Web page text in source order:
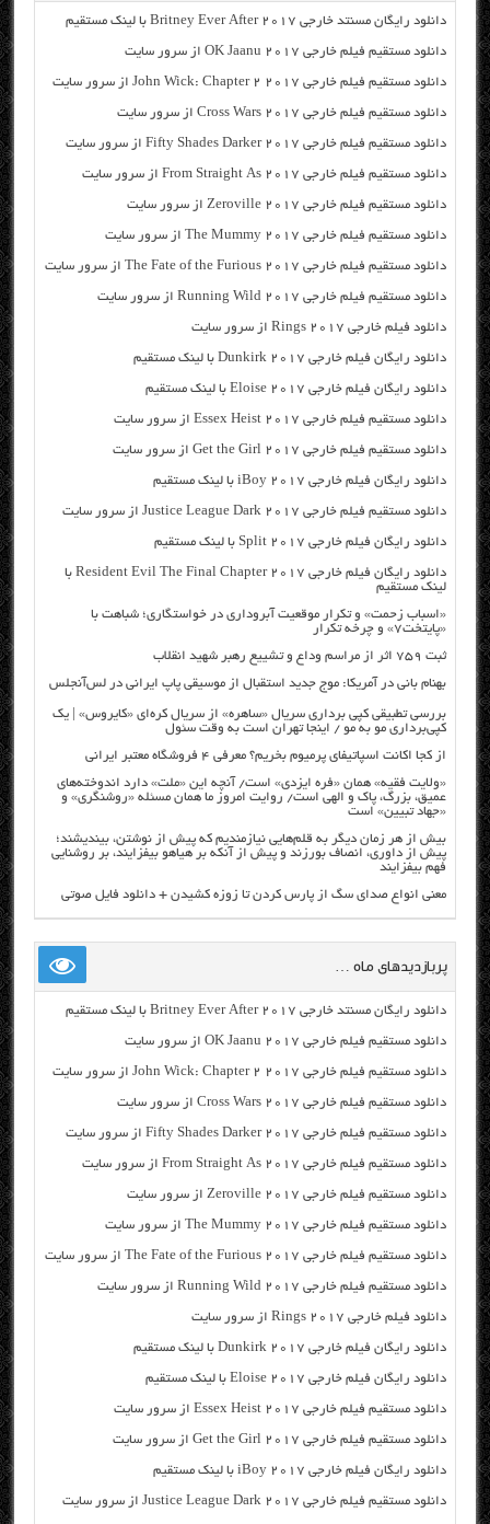
دانلود رایگان مسنتد خارجی Britney Ever After 2017 با لینک مستقیم
دانلود مستقیم فیلم خارجی OK Jaanu 2017 از سرور سایت
دانلود مستقیم فیلم خارجی John Wick: Chapter 2 2017 از سرور سایت
دانلود مستقیم فیلم خارجی Cross Wars 2017 از سرور سایت
دانلود مستقیم فیلم خارجی Fifty Shades Darker 2017 از سرور سایت
دانلود مستقیم فیلم خارجی From Straight As 2017 از سرور سایت
دانلود مستقیم فیلم خارجی Zeroville 2017 از سرور سایت
دانلود مستقیم فیلم خارجی The Mummy 2017 از سرور سایت
دانلود مستقیم فیلم خارجی The Fate of the Furious 2017 از سرور سایت
دانلود مستقیم فیلم خارجی Running Wild 2017 از سرور سایت
دانلود فیلم خارجی Rings 2017 از سرور سایت
دانلود رایگان فیلم خارجی Dunkirk 2017 با لینک مستقیم
دانلود رایگان فیلم خارجی Eloise 2017 با لینک مستقیم
دانلود مستقیم فیلم خارجی Essex Heist 2017 از سرور سایت
دانلود مستقیم فیلم خارجی Get the Girl 2017 از سرور سایت
دانلود رایگان فیلم خارجی iBoy 2017 با لینک مستقیم
دانلود مستقیم فیلم خارجی Justice League Dark 2017 از سرور سایت
دانلود رایگان فیلم خارجی Split 2017 با لینک مستقیم
دانلود رایگان فیلم خارجی Resident Evil The Final Chapter 2017 با
لینک مستقیم
«اسباب زحمت» و تکرار موقعیت آبروداری در خواستگاری؛ شباهت با
«پایتخت۷» و چرخه تکرار
ثبت ۷۵۹ اثر از مراسم وداع و تشییع رهبر شهید انقلاب
بهنام بانی در آمریکا: موج جدید استقبال از موسیقی پاپ ایرانی در لس‌آنجلس
بررسی تطبیقی کپی برداری سریال «ساهره» از سریال کره‌ای «کایروس» | یک
کپی‌برداری مو به مو / اینجا تهران است به وقت سئول
از کجا اکانت اسپاتیفای پرمیوم بخریم؟ معرفی ۴ فروشگاه معتبر ایرانی
«ولایت فقیه» همان «فره ایزدی» است/ آنچه این «ملت» دارد اندوخته‌های
عمیق، بزرگ، پاک و الهی است/ روایت امروز ما همان مسئله «روشنگری» و
«جهاد تبیین» است
بیش از هر زمان دیگر به قلم‌هایی نیازمندیم که پیش از نوشتن، بیندیشند؛
پیش از داوری، انصاف بورزند و پیش از آنکه بر هیاهو بیفزایند، بر روشنایی
فهم بیفزایند
معنی انواع صدای سگ از پارس کردن تا زوزه کشیدن + دانلود فایل صوتی
پربازدیدهای ماه …
دانلود رایگان مسنتد خارجی Britney Ever After 2017 با لینک مستقیم
دانلود مستقیم فیلم خارجی OK Jaanu 2017 از سرور سایت
دانلود مستقیم فیلم خارجی John Wick: Chapter 2 2017 از سرور سایت
دانلود مستقیم فیلم خارجی Cross Wars 2017 از سرور سایت
دانلود مستقیم فیلم خارجی Fifty Shades Darker 2017 از سرور سایت
دانلود مستقیم فیلم خارجی From Straight As 2017 از سرور سایت
دانلود مستقیم فیلم خارجی Zeroville 2017 از سرور سایت
دانلود مستقیم فیلم خارجی The Mummy 2017 از سرور سایت
دانلود مستقیم فیلم خارجی The Fate of the Furious 2017 از سرور سایت
دانلود مستقیم فیلم خارجی Running Wild 2017 از سرور سایت
دانلود فیلم خارجی Rings 2017 از سرور سایت
دانلود رایگان فیلم خارجی Dunkirk 2017 با لینک مستقیم
دانلود رایگان فیلم خارجی Eloise 2017 با لینک مستقیم
دانلود مستقیم فیلم خارجی Essex Heist 2017 از سرور سایت
دانلود مستقیم فیلم خارجی Get the Girl 2017 از سرور سایت
دانلود رایگان فیلم خارجی iBoy 2017 با لینک مستقیم
دانلود مستقیم فیلم خارجی Justice League Dark 2017 از سرور سایت